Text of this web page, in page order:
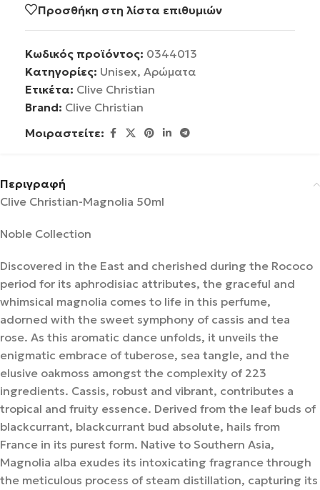
Προσθήκη στη λίστα επιθυμιών
Κωδικός προϊόντος: 0344013
Κατηγορίες: Unisex, Αρώματα
Ετικέτα: Clive Christian
Brand: Clive Christian
Μοιραστείτε:
Περιγραφή
Clive Christian-Magnolia 50ml
Noble Collection
Discovered in the East and cherished during the Rococo
period for its aphrodisiac attributes, the graceful and
whimsical magnolia comes to life in this perfume,
adorned with the sweet symphony of cassis and tea
rose. As this aromatic dance unfolds, it unveils the
enigmatic embrace of tuberose, sea tangle, and the
elusive oakmoss amongst the complexity of 223
ingredients. Cassis, robust and vibrant, contributes a
tropical and fruity essence. Derived from the leaf buds of
blackcurrant, blackcurrant bud absolute, hails from
France in its purest form. Native to Southern Asia,
Magnolia alba exudes its intoxicating fragrance through
the meticulous process of steam distillation, capturing its